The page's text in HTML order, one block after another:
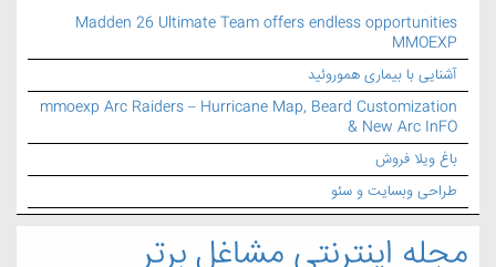
Madden 26 Ultimate Team offers endless opportunities
MMOEXP
آشنایی با بیماری هموروئید
mmoexp Arc Raiders – Hurricane Map, Beard Customization
& New Arc InFO
باغ ویلا فروش
طراحی وبسایت و سئو
مجله اینترنتی مشاغل برتر